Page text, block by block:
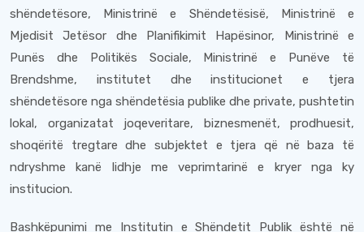
shëndetësore, Ministrinë e Shëndetësisë, Ministrinë e
Mjedisit Jetësor dhe Planifikimit Hapësinor, Ministrinë e
Punës dhe Politikës Sociale, Ministrinë e Punëve të
Brendshme, institutet dhe institucionet e tjera
shëndetësore nga shëndetësia publike dhe private, pushtetin
lokal, organizatat joqeveritare, biznesmenët, prodhuesit,
shoqëritë tregtare dhe subjektet e tjera që në baza të
ndryshme kanë lidhje me veprimtarinë e kryer nga ky
institucion.
Bashkëpunimi me Institutin e Shëndetit Publik është në